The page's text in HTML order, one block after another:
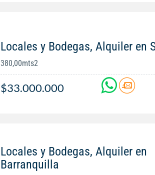
Locales y Bodegas, Alquiler en
380,00mts2
$33.000.000
Locales y Bodegas, Alquiler en
Barranquilla